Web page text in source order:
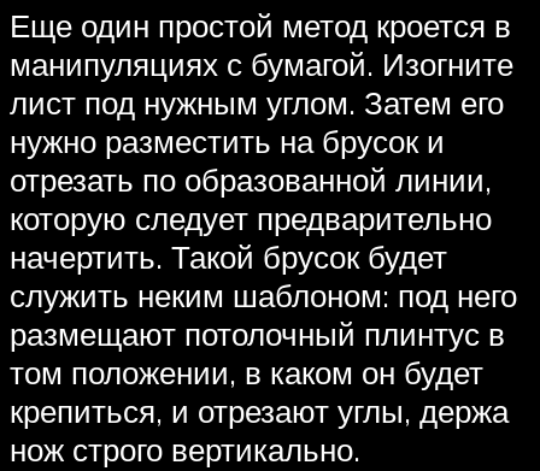
Еще один простой метод кроется в
манипуляциях с бумагой. Изогните
лист под нужным углом. Затем его
нужно разместить на брусок и
отрезать по образованной линии,
которую следует предварительно
начертить. Такой брусок будет
служить неким шаблоном: под него
размещают потолочный плинтус в
том положении, в каком он будет
крепиться, и отрезают углы, держа
нож строго вертикально.